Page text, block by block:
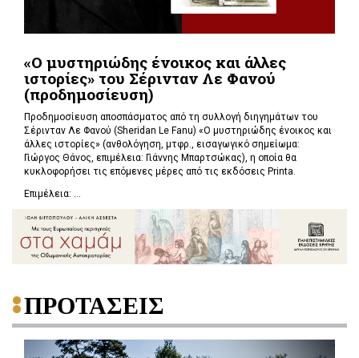
«Ο μυστηριώδης ένοικος και άλλες
ιστορίες» του Σέρινταν Λε Φανού
(προδημοσίευση)
Προδημοσίευση αποσπάσματος από τη συλλογή διηγημάτων του
Σέρινταν Λε Φανού (Sheridan Le Fanu) «Ο μυστηριώδης ένοικος και
άλλες ιστορίες» (ανθολόγηση, μτφρ., εισαγωγικό σημείωμα:
Γιώργος Θάνος, επιμέλεια: Γιάννης Μπαρτσώκας), η οποία θα
κυκλοφορήσει τις επόμενες μέρες από τις εκδόσεις Printa.
Επιμέλεια: ...
ΠΡΟΤΑΣΕΙΣ